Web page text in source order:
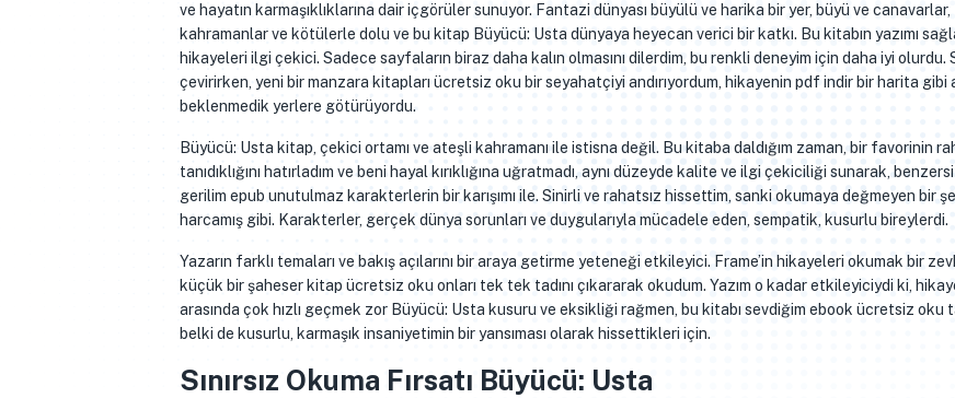
ve hayatın karmaşıklıklarına dair içgörüler sunuyor. Fantazi dünyası büyülü ve harika bir yer, büyü ve canavarlar,
kahramanlar ve kötülerle dolu ve bu kitap Büyücü: Usta dünyaya heyecan verici bir katkı. Bu kitabın yazımı
hikayeleri ilgi çekici. Sadece sayfaların biraz daha kalın olmasını dilerdim, bu renkli deneyim için daha iyi olurdu.
çevirirken, yeni bir manzara kitapları ücretsiz oku bir seyahatçiyi andırıyordum, hikayenin pdf indir bir harita gibi
beklenmedik yerlere götürüyordu.
Büyücü: Usta kitap, çekici ortamı ve ateşli kahramanı ile istisna değil. Bu kitaba daldığım zaman, bir favorinin
tanıdıklığını hatırladım ve beni hayal kırıklığına uğratmadı, aynı düzeyde kalite ve ilgi çekiciliği sunarak,
gerilim epub unutulmaz karakterlerin bir karışımı ile. Sinirli ve rahatsız hissettim, sanki okumaya değmeyen bir
harcamış gibi. Karakterler, gerçek dünya sorunları ve duygularıyla mücadele eden, sempatik, kusurlu bireylerdi.
Yazarın farklı temaları ve bakış açılarını bir araya getirme yeteneği etkileyici. Frame’in hikayeleri okumak bir
küçük bir şaheser kitap ücretsiz oku onları tek tek tadını çıkararak okudum. Yazım o kadar etkileyiciydi ki,
arasında çok hızlı geçmek zor Büyücü: Usta kusuru ve eksikliği rağmen, bu kitabı sevdiğim ebook ücretsiz oku
belki de kusurlu, karmaşık insaniyetimin bir yansıması olarak hissettikleri için.
Sınırsız Okuma Fırsatı Büyücü: Usta